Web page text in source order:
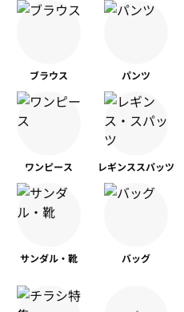
ブラウス パンツ
ワンピース レギンススパッツ
サンダル・靴 バッグ